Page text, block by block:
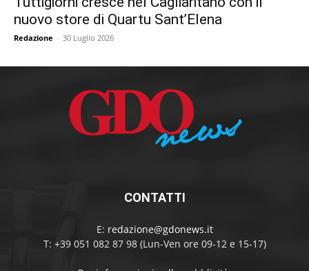
nuovo store di Quartu Sant’Elena
Redazione - 30 Luglio 2026
CONTATTI
E: redazione@gdonews.it
T: +39 051 082 87 98 (Lun-Ven ore 09-12 e 15-17)